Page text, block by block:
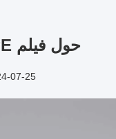
حول فيلم VMDOPE
07-25